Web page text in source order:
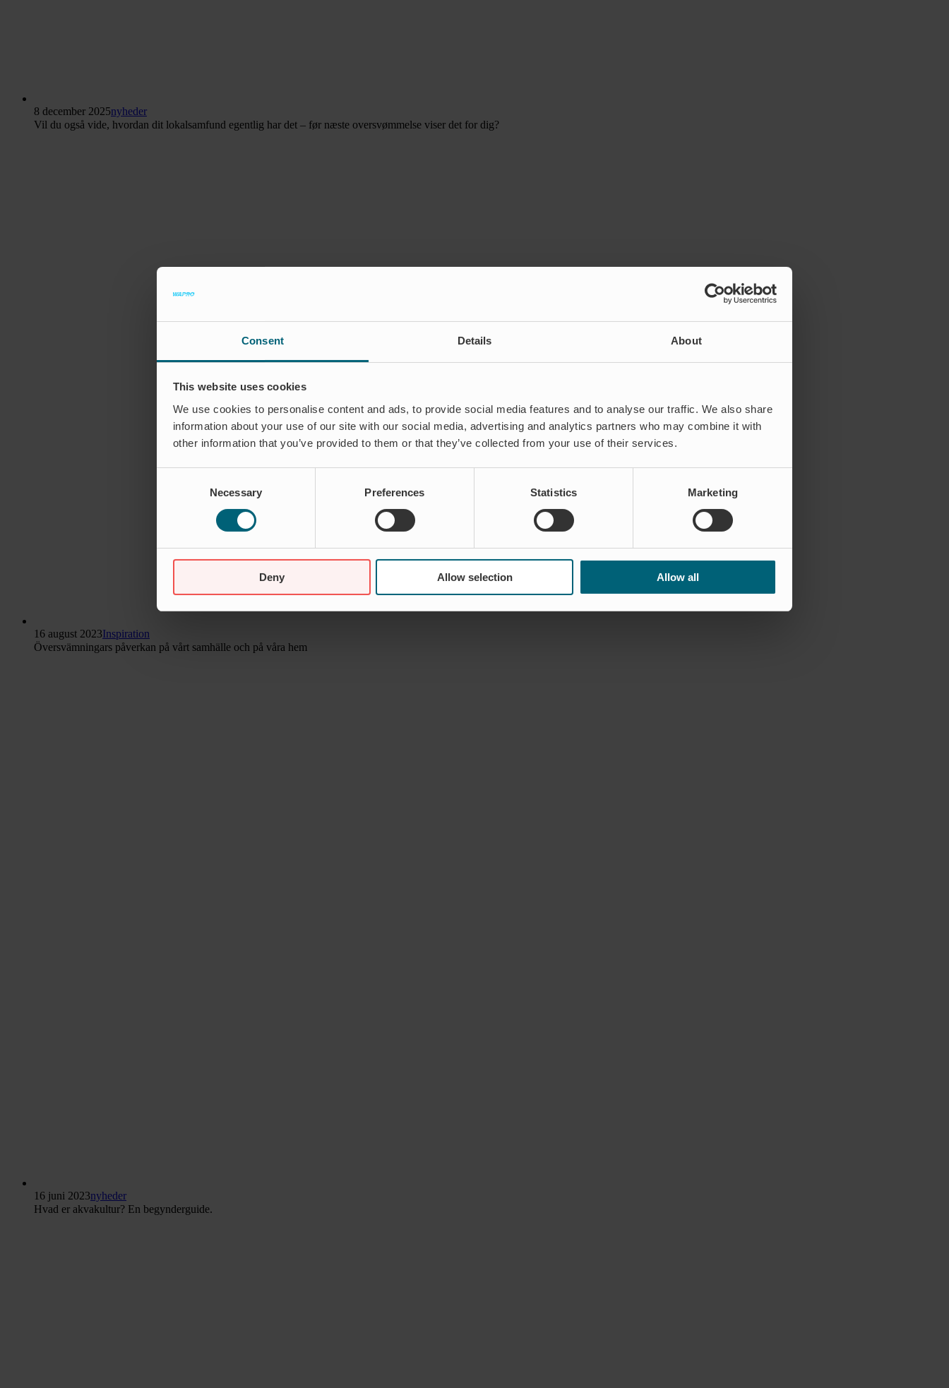
Consent Details About
This website uses cookies
We use cookies to personalise content and ads, to provide social media features and to analyse our traffic. We also share
information about your use of our site with our social media, advertising and analytics partners who may combine it with
other information that you’ve provided to them or that they’ve collected from your use of their services.
Necessary Preferences Statistics Marketing
Deny Allow selection Allow all
8 december 2025nyheder
Vil du også vide, hvordan dit lokalsamfund egentlig har det – før næste oversvømmelse viser det for dig?
16 august 2023Inspiration
Översvämningars påverkan på vårt samhälle och på våra hem
16 juni 2023nyheder
Hvad er akvakultur? En begynderguide.